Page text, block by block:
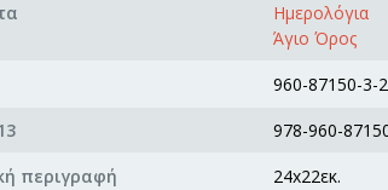
Ημερολόγια
Άγιο Όρος
960-87150-3-2
978-960-
περιγραφή
24x22εκ.